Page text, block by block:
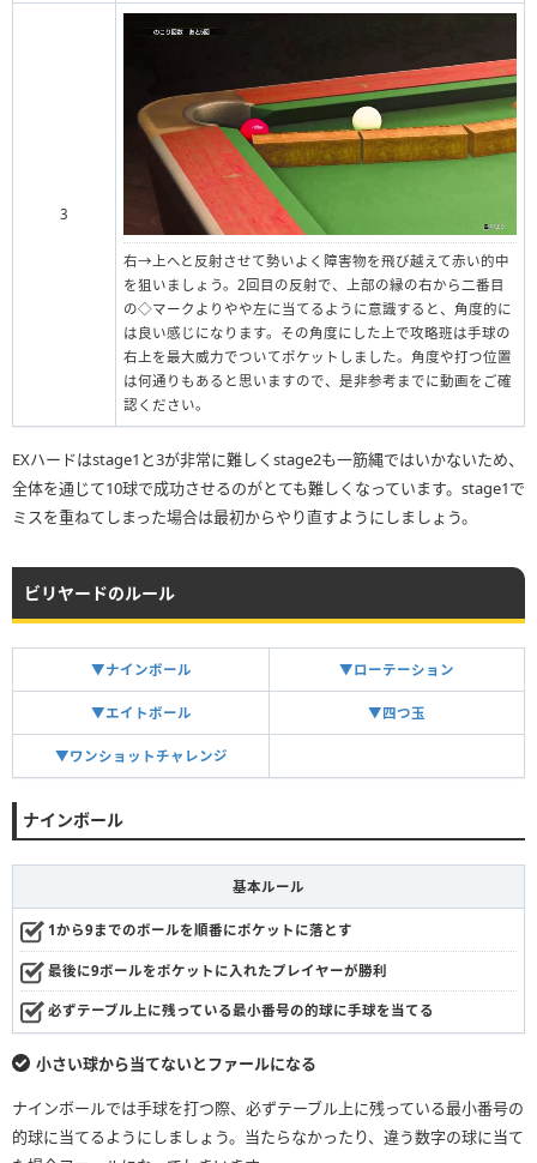
3
右→上へと反射させて勢いよく障害物を飛び越えて赤い的中
を狙いましょう。2回目の反射で、上部の縁の右から二番目
の◇マークよりやや左に当てるように意識すると、角度的に
は良い感じになります。その角度にした上で攻略班は手球の
右上を最大威力でついてポケットしました。角度や打つ位置
は何通りもあると思いますので、是非参考までに動画をご確
認ください。
EXハードはstage1と3が非常に難しくstage2も一筋縄ではいかないため、
全体を通じて10球で成功させるのがとても難しくなっています。stage1で
ミスを重ねてしまった場合は最初からやり直すようにしましょう。
ビリヤードのルール
▼ナインボール ▼ローテーション
▼エイトボール ▼四つ玉
▼ワンショットチャレンジ
ナインボール
基本ルール
1から9までのボールを順番にポケットに落とす
最後に9ボールをポケットに入れたプレイヤーが勝利
必ずテーブル上に残っている最小番号の的球に手球を当てる
小さい球から当てないとファールになる
ナインボールでは手球を打つ際、必ずテーブル上に残っている最小番号の
的球に当てるようにしましょう。当たらなかったり、違う数字の球に当て